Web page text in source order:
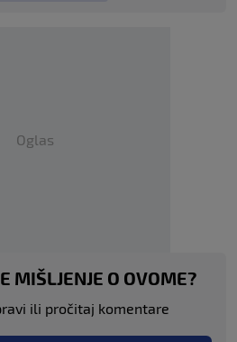
Oglas
MIŠLJENJE O OVOME?
ili pročitaj komentare